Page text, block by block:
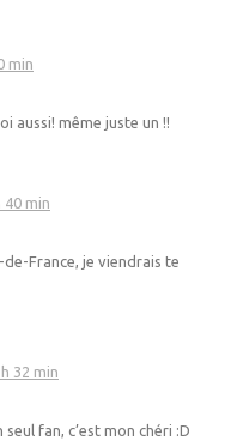
min
aussi! même juste un !!
40 min
France, je viendrais te
32 min
seul fan, c’est mon chéri :D